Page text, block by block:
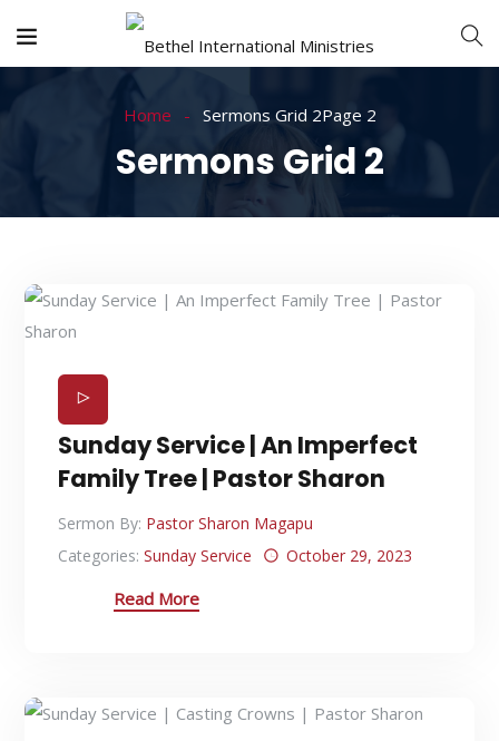
Home Sermons Grid 2Page 2
Sermons Grid 2
Sunday Service | An Imperfect
Family Tree | Pastor Sharon
Sermon By: Pastor Sharon Magapu
Categories: Sunday Service October 29, 2023
Read More